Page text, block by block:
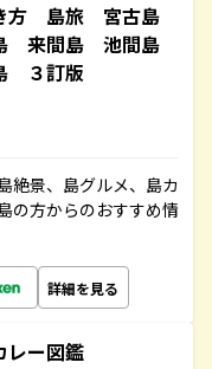
方 島旅 宮古島
来間島 池間島
３訂版
景、島グルメ、島カ
の方からのおすすめ情
詳細を見る
ー図鑑